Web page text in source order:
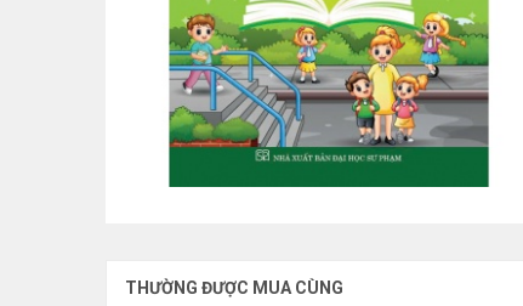
THƯỜNG ĐƯỢC MUA CÙNG